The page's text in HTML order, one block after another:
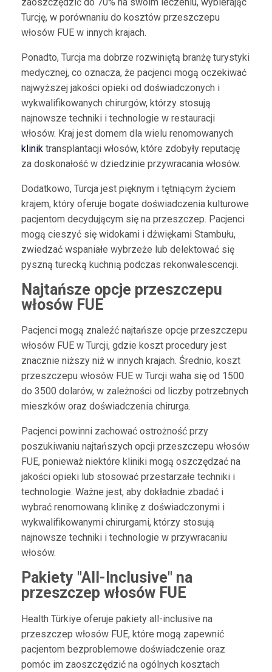
Turcję, w porównaniu do kosztów przeszczepu
włosów FUE w innych krajach.
Ponadto, Turcja ma dobrze rozwiniętą branżę turystyki
medycznej, co oznacza, że pacjenci mogą oczekiwać
najwyższej jakości opieki od doświadczonych i
wykwalifikowanych chirurgów, którzy stosują
najnowsze techniki i technologie w restauracji
włosów. Kraj jest domem dla wielu renomowanych
kliniktransplantacji włosów, które zdobyły reputację
za doskonałość w dziedzinie przywracania włosów.
Dodatkowo, Turcja jest pięknym i tętniącym życiem
krajem, który oferuje bogate doświadczenia kulturowe
pacjentom decydującym się na przeszczep. Pacjenci
mogą cieszyć się widokami i dźwiękami Stambułu,
zwiedzać wspaniałe wybrzeże lub delektować się
pyszną turecką kuchnią podczas rekonwalescencji.
Najtańsze opcje przeszczepu
włosów FUE
Pacjenci mogą znaleźć najtańsze opcje przeszczepu
włosów FUE w Turcji, gdzie koszt procedury jest
znacznie niższy niż w innych krajach. Średnio, koszt
przeszczepu włosów FUE w Turcji waha się od 1500
do 3500 dolarów, w zależności od liczby potrzebnych
mieszków oraz doświadczenia chirurga.
Pacjenci powinni zachować ostrożność przy
poszukiwaniu najtańszych opcji przeszczepu włosów
FUE, ponieważ niektóre kliniki mogą oszczędzać na
jakości opieki lub stosować przestarzałe techniki i
technologie. Ważne jest, aby dokładnie zbadać i
wybrać renomowaną klinikę z doświadczonymi i
wykwalifikowanymi chirurgami, którzy stosują
najnowsze techniki i technologie w przywracaniu
włosów.
Pakiety "All-Inclusive" na
przeszczep włosów FUE
Health Türkiye oferuje pakiety all-inclusive na
przeszczep włosów FUE, które mogą zapewnić
pacjentom bezproblemowe doświadczenie oraz
pomóc im zaoszczędzić na ogólnych kosztach